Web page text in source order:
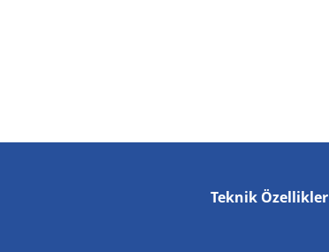
Teknik Özellikler